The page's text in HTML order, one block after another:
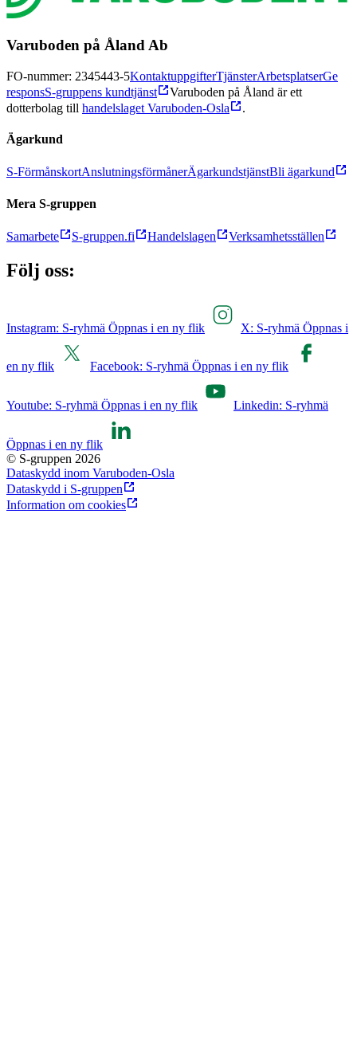
Varuboden på Åland Ab
FO-nummer: 2345443-5KontaktuppgifterTjänsterArbetsplatserGe
responsS-gruppens kundtjänst
Varuboden på Åland är ett
dotterbolag till handelslaget Varuboden-Osla .
Ägarkund
S-FörmånskortAnslutningsförmånerÄgarkundstjänstBli ägarkund
Mera S-gruppen
Samarbete S-gruppen.fi Handelslagen Verksamhetsställen
Följ oss:
Instagram: S-ryhmä Öppnas i en ny flik X: S-ryhmä Öppnas i
en ny flik Facebook: S-ryhmä Öppnas i en ny flik
Youtube: S-ryhmä Öppnas i en ny flik Linkedin: S-ryhmä
Öppnas i en ny flik
© S-gruppen 2026
Dataskydd inom Varuboden-Osla
Dataskydd i S-gruppen
Information om cookies